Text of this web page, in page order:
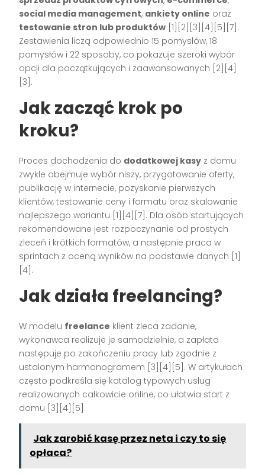
social media management, ankiety online oraz
testowanie stron lub produktów [1][2][3][4][5][7].
Zestawienia liczą odpowiednio 15 pomysłów, 18
pomysłów i 22 sposoby, co pokazuje szeroki wybór
opcji dla początkujących i zaawansowanych [2][4]
[3].
Jak zacząć krok po
kroku?
Proces dochodzenia do dodatkowej kasy z domu
zwykle obejmuje wybór niszy, przygotowanie oferty,
publikację w internecie, pozyskanie pierwszych
klientów, testowanie ceny i formatu oraz skalowanie
najlepszego wariantu [1][4][7]. Dla osób startujących
rekomendowane jest rozpoczynanie od prostych
zleceń i krótkich formatów, a następnie praca w
sprintach z oceną wyników na podstawie danych [1]
[4].
Jak działa freelancing?
W modelu freelance klient zleca zadanie,
wykonawca realizuje je samodzielnie, a zapłata
następuje po zakończeniu pracy lub zgodnie z
ustalonym harmonogramem [3][4][5]. W artykułach
często podkreśla się katalog typowych usług
realizowanych całkowicie online, co ułatwia start z
domu [3][4][5].
Jak zarobić kasę przez neta i czy to się
opłaca?